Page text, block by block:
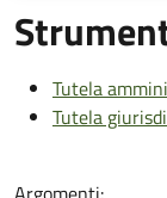
Tutela
Tutela